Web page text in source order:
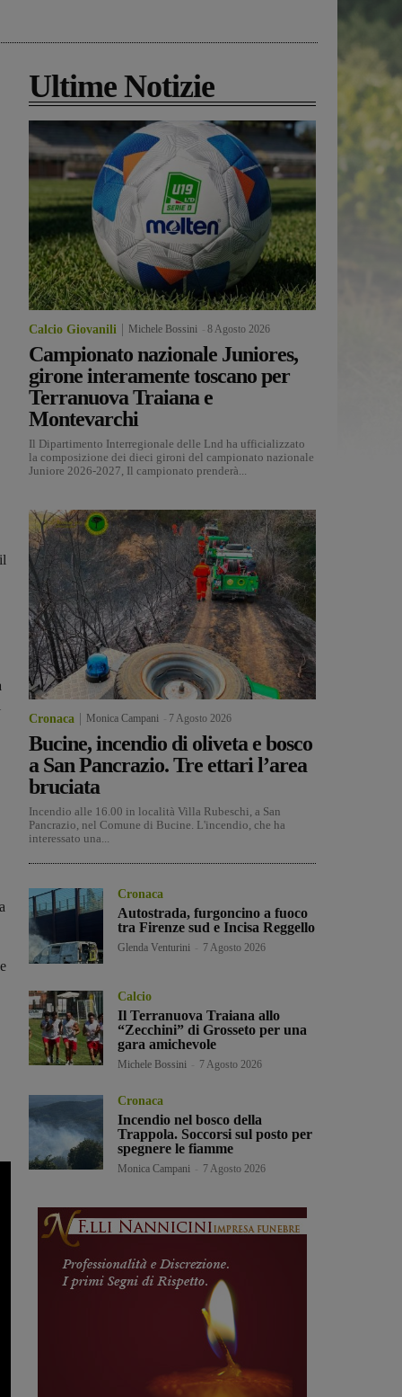
Ultime Notizie
Calcio Giovanili Michele Bossini 8 Agosto 2026
Campionato nazionale Juniores,
girone interamente toscano per
Terranuova Traiana e
Montevarchi
Il Dipartimento Interregionale delle Lnd ha ufficializzato
la composizione dei dieci gironi del campionato nazionale
Juniore 2026-2027, Il campionato prenderà...
Cronaca Monica Campani 7 Agosto 2026
Bucine, incendio di oliveta e bosco
a San Pancrazio. Tre ettari l’area
bruciata
Incendio alle 16.00 in località Villa Rubeschi, a San
Pancrazio, nel Comune di Bucine. L'incendio, che ha
interessato una...
Cronaca
Autostrada, furgoncino a fuoco
tra Firenze sud e Incisa Reggello
Glenda Venturini 7 Agosto 2026
Calcio
Il Terranuova Traiana allo
“Zecchini” di Grosseto per una
gara amichevole
Michele Bossini 7 Agosto 2026
Cronaca
Incendio nel bosco della
Trappola. Soccorsi sul posto per
spegnere le fiamme
Monica Campani 7 Agosto 2026